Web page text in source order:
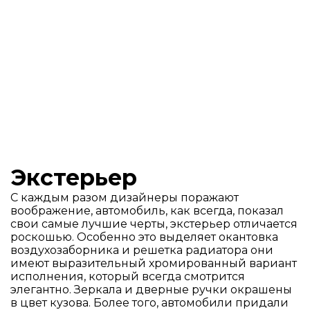
Компактное запасное колесо
Защита моторного отсека
Защита от угона
Противоугонная система с автономной
сиреной, датчиками объёма и защитой от
буксировки
Иммобилайзер
Блокировка замков Safelock
Объем багажного отделения
Снаряженная масса
Максимальная масса
Экстерьер
С каждым разом дизайнеры поражают
воображение, автомобиль, как всегда, показал
свои самые лучшие черты, экстерьер отличается
роскошью. Особенно это выделяет окантовка
воздухозаборника и решетка радиатора они
имеют выразительный хромированный вариант
исполнения, который всегда смотрится
элегантно. Зеркала и дверные ручки окрашены
в цвет кузова. Более того, автомобили придали